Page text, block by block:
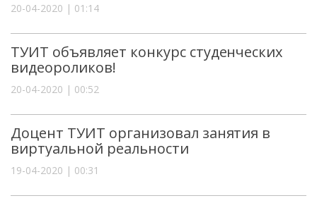
20-04-2020 | 01:14
ТУИТ объявляет конкурс студенческих
видеороликов!
20-04-2020 | 00:52
Доцент ТУИТ организовал занятия в
виртуальной реальности
19-04-2020 | 00:31